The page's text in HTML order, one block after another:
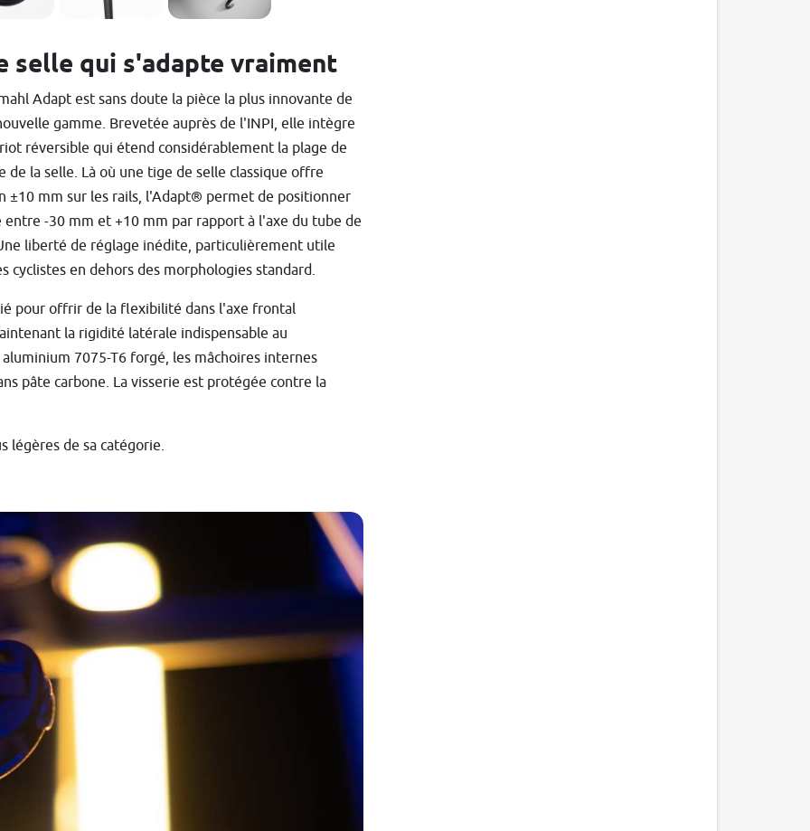
selle qui s'adapte vraiment
Adapt est sans doute la pièce la plus innovante de
gamme. Brevetée auprès de l'INPI, elle intègre
réversible qui étend considérablement la plage de
de la selle. Là où une tige de selle classique offre
±10 mm sur les rails, l'Adapt® permet de positionner
entre -30 mm et +10 mm par rapport à l'axe du tube de
liberté de réglage inédite, particulièrement utile
cyclistes en dehors des morphologies standard.
pour offrir de la flexibilité dans l'axe frontal
la rigidité latérale indispensable au
7075-T6 forgé, les mâchoires internes
pâte carbone. La visserie est protégée contre la
légères de sa catégorie.